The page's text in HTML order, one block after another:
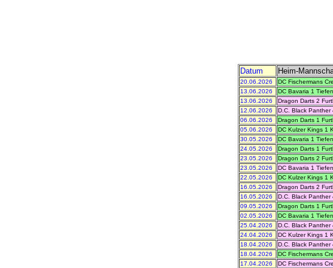
Datum Heim-
20.06.2026 DC Fischermans
13.06.2026
DC Bavaria 1
13.06.2026
Dragon Darts 2
12.06.2026
D.C. Black Panther
06.06.2026
Dragon Darts 1
05.06.2026
DC Kulzer Kings 1
30.05.2026
DC Bavaria 1
24.05.2026
Dragon Darts 1
23.05.2026
Dragon Darts 2
23.05.2026
DC Bavaria 1
22.05.2026
DC Kulzer Kings 1
16.05.2026
Dragon Darts 2
16.05.2026
D.C. Black Panther
09.05.2026
Dragon Darts 1
02.05.2026
DC Bavaria 1
25.04.2026
D.C. Black Panther
24.04.2026
DC Kulzer Kings 1
18.04.2026
D.C. Black Panther
18.04.2026
DC Fischermans
17.04.2026
DC Fischermans